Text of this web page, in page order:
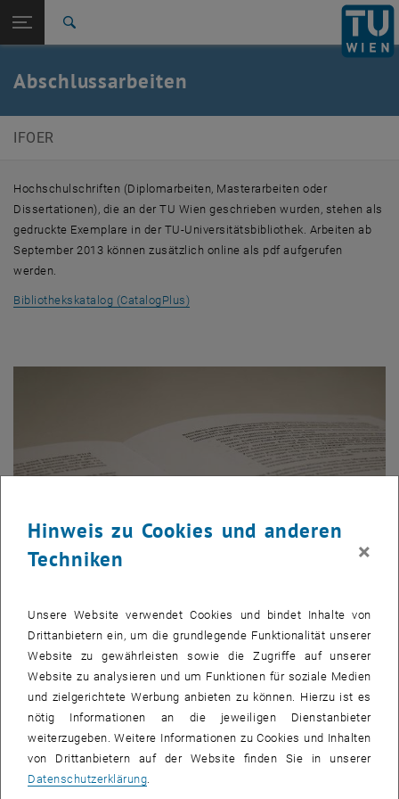
TU Login
Quicklinks
Quicklinks-Menü umschalten
Studium
Karriere
Zur 1. Menü Ebene
E280-04-Forschungsbereich Örtliche Raumplanung
Abschlussarbeiten
Diplomarbeiten
Dissertationen
Abschlussarbeiten
IFOER
Hochschulschriften (Diplomarbeiten, Masterarbeiten oder
Dissertationen), die an der TU Wien geschrieben wurden, stehen als
gedruckte Exemplare in der TU-Universitätsbibliothek. Arbeiten ab
September 2013 können zusätzlich online als pdfaufgerufen
werden.
Bibliothekskatalog (CatalogPlus), öffnet eine externe URL in einem
Diplomarbeiten
Hinweis zu Cookies und anderen
Techniken
×
Unsere Website verwendet Cookies und bindet Inhalte von
Drittanbietern ein, um die grundlegende Funktionalität unserer
Website zu gewährleisten sowie die Zugriffe auf unserer
Website zu analysieren und um Funktionen für soziale Medien
und zielgerichtete Werbung anbieten zu können. Hierzu ist es
nötig Informationen an die jeweiligen Dienstanbieter
weiterzugeben. Weitere Informationen zu Cookies und Inhalten
von Drittanbietern auf der Website finden Sie in unserer
Datenschutzerklärung